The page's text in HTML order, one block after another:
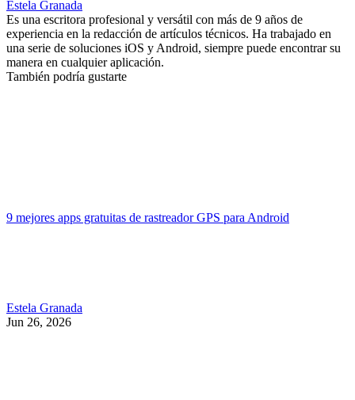
Estela Granada
Es una escritora profesional y versátil con más de 9 años de
experiencia en la redacción de artículos técnicos. Ha trabajado en
una serie de soluciones iOS y Android, siempre puede encontrar su
manera en cualquier aplicación.
También podría gustarte
9 mejores apps gratuitas de rastreador GPS para Android
Estela Granada
Jun 26, 2026